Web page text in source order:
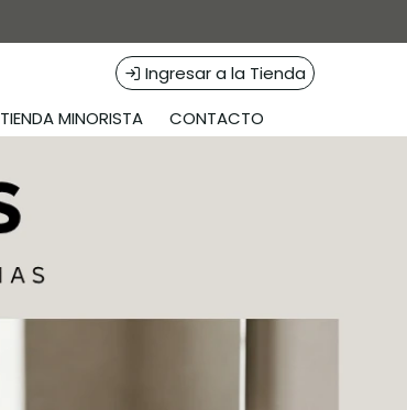
Ingresar a la Tienda
TIENDA MINORISTA CONTACTO